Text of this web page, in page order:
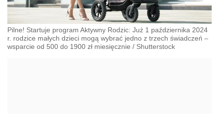
Pilne! Startuje program Aktywny Rodzic: Już 1 października 2024
r. rodzice małych dzieci mogą wybrać jedno z trzech świadczeń –
wsparcie od 500 do 1900 zł miesięcznie / Shutterstock